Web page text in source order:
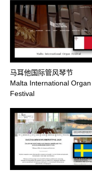
马耳他国际管风琴节
Malta International Organ
Festival